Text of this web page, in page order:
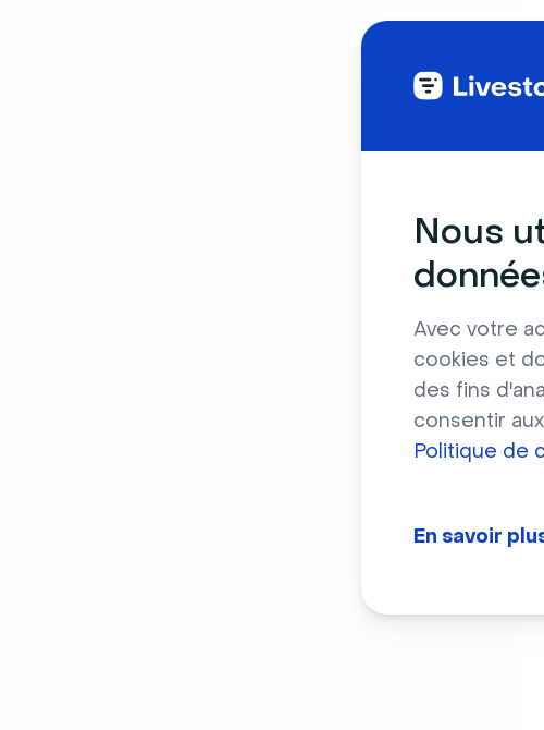
Nous
Avec votre
cookies et
des fins
consentir
Politique de
En savoir